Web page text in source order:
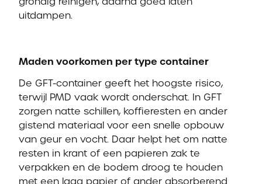
uitdampen.
Maden voorkomen per type container
De GFT-container geeft het hoogste risico,
terwijl PMD vaak wordt onderschat. In GFT
zorgen natte schillen, koffieresten en ander
gistend materiaal voor een snelle opbouw
van geur en vocht. Daar helpt het om natte
resten in krant of een papieren zak te
verpakken en de bodem droog te houden
met een laag papier of ander absorberend